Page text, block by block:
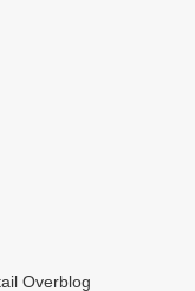
Overblog